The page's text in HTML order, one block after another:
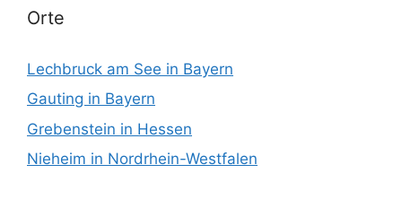
Orte
Lechbruck am See in Bayern
Gauting in Bayern
Grebenstein in Hessen
Nieheim in Nordrhein-Westfalen